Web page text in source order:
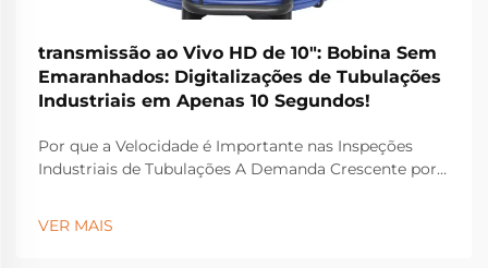
transmissão ao Vivo HD de 10": Bobina Sem
Emaranhados: Digitalizações de Tubulações
Industriais em Apenas 10 Segundos!
Por que a Velocidade é Importante nas Inspeções
Industriais de Tubulações A Demanda Crescente por
rapidamente devido ao aumento da rigidez nas
VER MAIS